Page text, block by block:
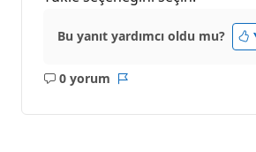
Bu yanıt yardımcı oldu mu?
0 yorum
Açıklama